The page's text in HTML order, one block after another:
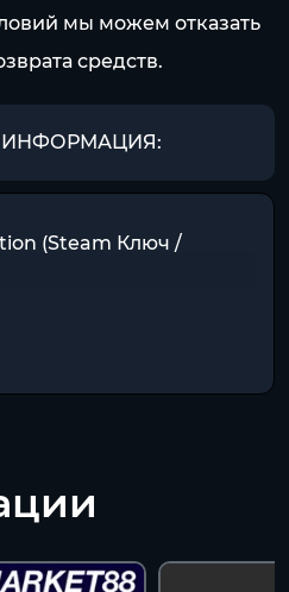
мы можем отказать
средств.
(Steam Ключ /